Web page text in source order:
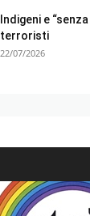
Indigeni e
terroristi
22/07/2026